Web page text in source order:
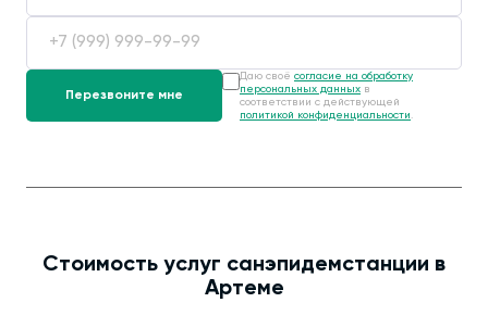
Даю своё согласие на обработку
персональных данных в
соответствии с действующей
политикой конфиденциальности .
Стоимость услуг санэпидемстанции в
Артеме